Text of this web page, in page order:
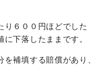
６００円ほどでした
下落したままです。
補填する賠償があり、